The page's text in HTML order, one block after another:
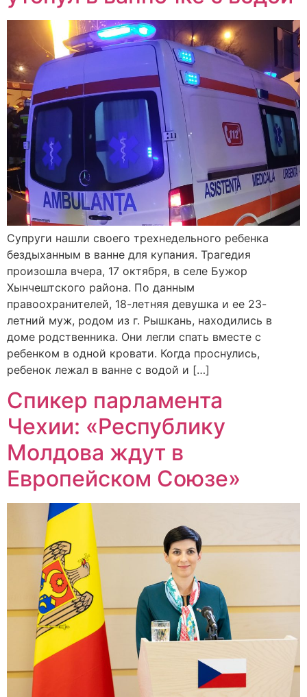
Супруги нашли своего трехнедельного ребенка
бездыханным в ванне для купания. Трагедия
произошла вчера, 17 октября, в селе Бужор
Хынчештского района. По данным
правоохранителей, 18-летняя девушка и ее 23-
летний муж, родом из г. Рышкань, находились в
доме родственника. Они легли спать вместе с
ребенком в одной кровати. Когда проснулись,
ребенок лежал в ванне с водой и […]
Спикер парламента
Чехии: «Республику
Молдова ждут в
Европейском Союзе»